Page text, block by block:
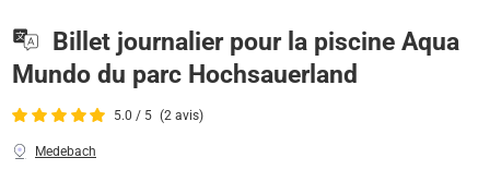
Billet journalier pour la piscine Aqua
Mundo du parc Hochsauerland
5.0 / 5 (2 avis)
Medebach